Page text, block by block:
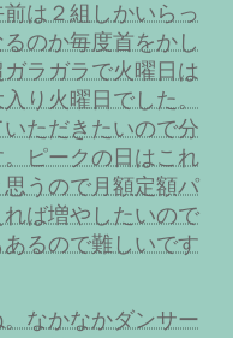
は２組しかいらっ
のか毎度首をかし
ラガラで火曜日は
り火曜日でした。
ただきたいので分
ピークの日はこれ
うので月額定額パ
ば増やしたいので
るので難しいです
なかなかダンサー